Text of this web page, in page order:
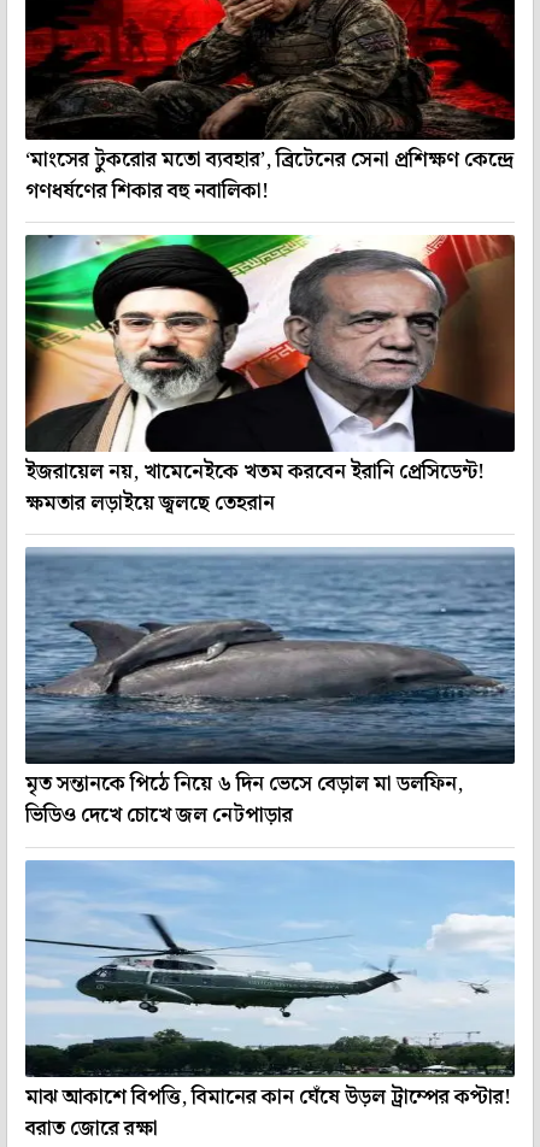
‘মাংসের টুকরোর মতো ব্যবহার’, ব্রিটেনের সেনা প্রশিক্ষণ কেন্দ্রে
গণধর্ষণের শিকার বহু নবালিকা!
ইজরায়েল নয়, খামেনেইকে খতম করবেন ইরানি প্রেসিডেন্ট!
ক্ষমতার লড়াইয়ে জ্বলছে তেহরান
মৃত সন্তানকে পিঠে নিয়ে ৬ দিন ভেসে বেড়াল মা ডলফিন,
ভিডিও দেখে চোখে জল নেটপাড়ার
মাঝ আকাশে বিপত্তি, বিমানের কান ঘেঁষে উড়ল ট্রাম্পের কপ্টার!
বরাত জোরে রক্ষা